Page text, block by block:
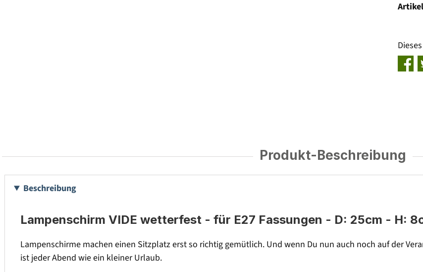
Produkt-Beschreibung
Beschreibung
Lampenschirm VIDE wetterfest - für E27 Fassungen - D: 25cm - H:
Lampenschirme machen einen Sitzplatz erst so richtig gemütlich. Und wenn Du nun auch noch auf der
ist jeder Abend wie ein kleiner Urlaub.